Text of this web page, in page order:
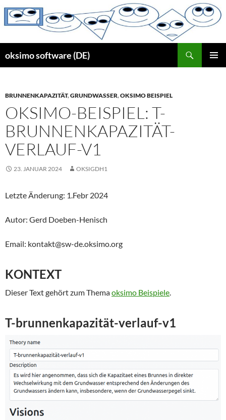
Zum
Inhalt
oksimo software (DE)
BRUNNENKAPAZITÄT,GRUNDWASSER,OKSIMO BEISPIEL
OKSIMO-BEISPIEL: T-
BRUNNENKAPAZITÄT-
VERLAUF-V1
23. JANUAR 2024 OKSIGDH1
Letzte Änderung: 1.Febr 2024
Autor: Gerd Doeben-Henisch
Email: kontakt@sw-de.oksimo.org
KONTEXT
Dieser Text gehört zum Themaoksimo Beispiele.
T-brunnenkapazität-verlauf-v1